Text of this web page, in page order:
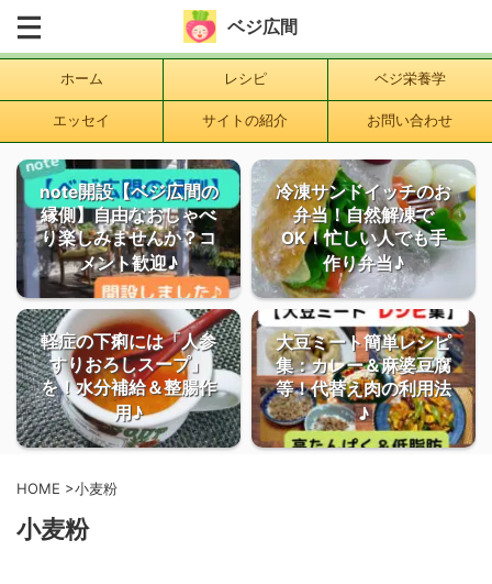
ベジ広間
ホーム レシピ ベジ栄養学
エッセイ サイトの紹介 お問い合わせ
note開設【ベジ広間の
縁側】自由なおしゃべ
り楽しみませんか？コ
メント歓迎♪
冷凍サンドイッチのお
弁当！自然解凍で
OK！忙しい人でも手
作り弁当♪
軽症の下痢には「人参
すりおろしスープ」
を！水分補給＆整腸作
用♪
大豆ミート簡単レシピ
集：カレー＆麻婆豆腐
等！代替え肉の利用法
♪
HOME >小麦粉
小麦粉